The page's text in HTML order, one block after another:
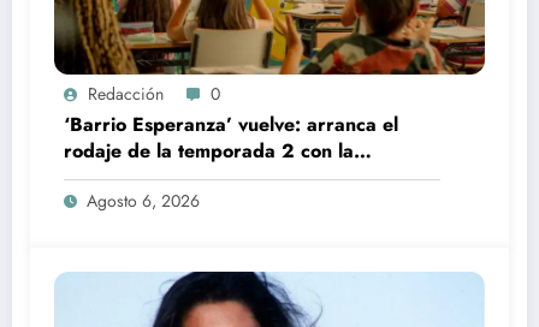
Redacción 0
‘Barrio Esperanza’ vuelve: arranca el
rodaje de la temporada 2 con la
incorporación de María Castro
Agosto 6, 2026